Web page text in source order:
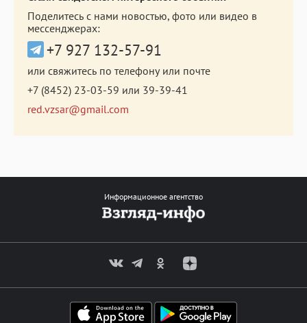
Поделитесь с нами новостью, фото или видео в
мессенджерах:
+7 927 132-57-91
или свяжитесь по телефону или почте
+7 (8452) 23-03-59 или 39-39-41
red.vzsar@gmail.com
Информационное агентство